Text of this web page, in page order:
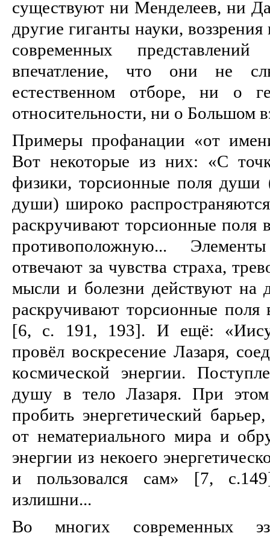
существуют ни Менделеев, ни
другие гиганты науки,
современных
впечатление, что они не
естественном отборе, ни о
относительности, ни о Большом
Примеры профанации «от
Вот некоторые из них: «С
физики, торсионные поля души
души) широко
раскручивают торсионные поля
противоположную...
отвечают за чувства страха,
мысли и болезни действуют
раскручивают торсионные поля
[6, с. 191, 193]. И ещё:
провёл воскресение Лазаря,
космической энергии.
душу в тело Лазаря. При
пробить энергетический
от нематериального мира и
энергии из некоего
и пользовался сам» [7,
излишни...
Во многих современных